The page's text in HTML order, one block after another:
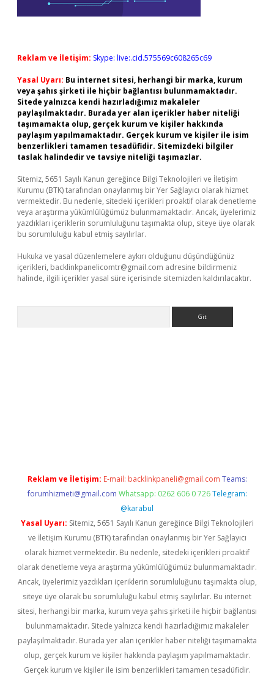
Reklam ve İletişim: Skype: live:.cid.575569c608265c69
Yasal Uyarı: Bu internet sitesi, herhangi bir marka, kurum
veya şahıs şirketi ile hiçbir bağlantısı bulunmamaktadır.
Sitede yalnızca kendi hazırladığımız makaleler
paylaşılmaktadır. Burada yer alan içerikler haber niteliği
taşımamakta olup, gerçek kurum ve kişiler hakkında
paylaşım yapılmamaktadır. Gerçek kurum ve kişiler ile isim
benzerlikleri tamamen tesadüfidir. Sitemizdeki bilgiler
taslak halindedir ve tavsiye niteliği taşımazlar.
Sitemiz, 5651 Sayılı Kanun gereğince Bilgi Teknolojileri ve İletişim
Kurumu (BTK) tarafından onaylanmış bir Yer Sağlayıcı olarak hizmet
vermektedir. Bu nedenle, sitedeki içerikleri proaktif olarak denetleme
veya araştırma yükümlülüğümüz bulunmamaktadır. Ancak, üyelerimiz
yazdıkları içeriklerin sorumluluğunu taşımakta olup, siteye üye olarak
bu sorumluluğu kabul etmiş sayılırlar.
Hukuka ve yasal düzenlemelere aykırı olduğunu düşündüğünüz
içerikleri, backlinkpanelicomtr@gmail.com adresine bildirmeniz
halinde, ilgili içerikler yasal süre içerisinde sitemizden kaldırılacaktır.
Reklam ve İletişim: E-mail: backlinkpaneli@gmail.com Teams:
forumhizmeti@gmail.com Whatsapp: 0262 606 0 726 Telegram:
@karabul
Yasal Uyarı: Sitemiz, 5651 Sayılı Kanun gereğince Bilgi Teknolojileri
ve İletişim Kurumu (BTK) tarafından onaylanmış bir Yer Sağlayıcı
olarak hizmet vermektedir. Bu nedenle, sitedeki içerikleri proaktif
olarak denetleme veya araştırma yükümlülüğümüz bulunmamaktadır.
Ancak, üyelerimiz yazdıkları içeriklerin sorumluluğunu taşımakta olup,
siteye üye olarak bu sorumluluğu kabul etmiş sayılırlar. Bu internet
sitesi, herhangi bir marka, kurum veya şahıs şirketi ile hiçbir bağlantısı
bulunmamaktadır. Sitede yalnızca kendi hazırladığımız makaleler
paylaşılmaktadır. Burada yer alan içerikler haber niteliği taşımamakta
olup, gerçek kurum ve kişiler hakkında paylaşım yapılmamaktadır.
Gerçek kurum ve kişiler ile isim benzerlikleri tamamen tesadüfidir.